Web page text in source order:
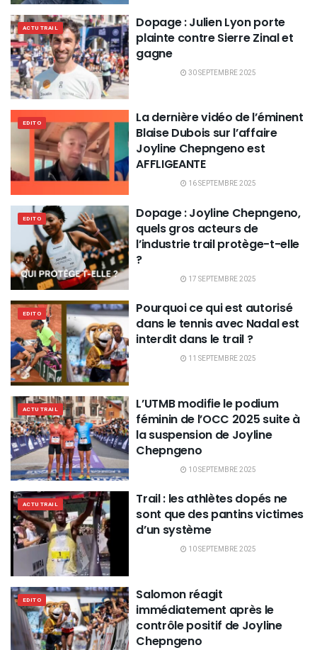
ACTU TRAIL
Dopage : Julien Lyon porte
plainte contre Sierre Zinal et
gagne
30 SEPTEMBRE 2025
EDITO
La dernière vidéo de l’éminent
Blaise Dubois sur l’affaire
Joyline Chepngeno est
AFFLIGEANTE
16 SEPTEMBRE 2025
EDITO
Dopage : Joyline Chepngeno,
quels gros acteurs de
l’industrie trail protège-t-elle
?
17 SEPTEMBRE 2025
EDITO
Pourquoi ce qui est autorisé
dans le tennis avec Nadal est
interdit dans le trail ?
11 SEPTEMBRE 2025
ACTU TRAIL
L’UTMB modifie le podium
féminin de l’OCC 2025 suite à
la suspension de Joyline
Chepngeno
10 SEPTEMBRE 2025
ACTU TRAIL
Trail : les athlètes dopés ne
sont que des pantins victimes
d’un système
10 SEPTEMBRE 2025
EDITO
Salomon réagit
immédiatement après le
contrôle positif de Joyline
Chepngeno